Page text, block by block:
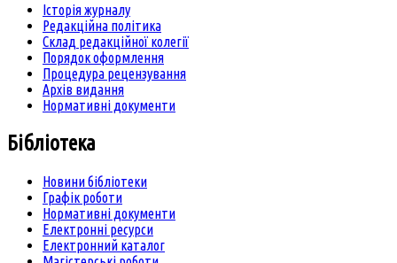
Історія журналу
Редакційна політика
Склад редакційної колегії
Порядок оформлення
Процедура рецензування
Архів видання
Нормативні документи
Бібліотека
Новини бібліотеки
Графік роботи
Нормативні документи
Електронні ресурси
Електронний каталог